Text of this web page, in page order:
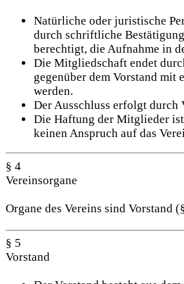
Natürliche oder juristische
durch schriftliche
berechtigt, die Aufnahme in
Die Mitgliedschaft endet
gegenüber dem Vorstand mit
werden.
Der Ausschluss erfolgt durch
Die Haftung der Mitglieder
keinen Anspruch auf das
§ 4
Vereinsorgane
Organe des Vereins sind Vorstand
§ 5
Vorstand